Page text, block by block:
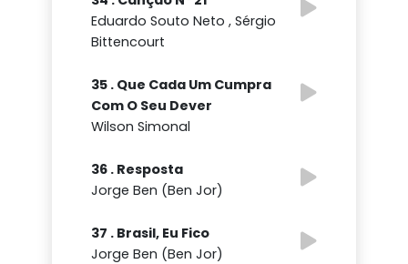
Eduardo Souto Neto , Sérgio
Bittencourt
35 . Que Cada Um Cumpra
Com O Seu Dever
Wilson Simonal
36 . Resposta
Jorge Ben (Ben Jor)
37 . Brasil, Eu Fico
Jorge Ben (Ben Jor)